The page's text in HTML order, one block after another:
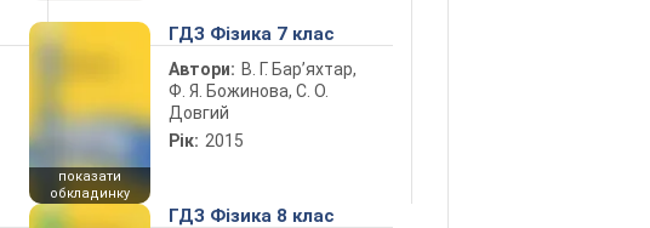
показати
обкладинку
ГДЗ Фізика 7 клас
Автори: В. Г. Бар’яхтар,
Ф. Я. Божинова, С. О.
Довгий
Рік: 2015
ГДЗ Фізика 8 клас